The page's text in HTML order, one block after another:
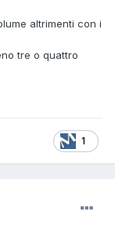
altrimenti con i
tre o quattro
1